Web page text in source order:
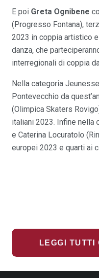
E poi Greta Ognibene
(Progresso Fontana),
2023 in coppia artistico
danza, che
interregionali di coppia
Nella categoria Jeunesse
Pontevecchio da
(Olimpica Skaters
italiani 2023. Infine nella
e Caterina Locuratolo
europei 2023 e quarti ai
LEGGI TUTTI